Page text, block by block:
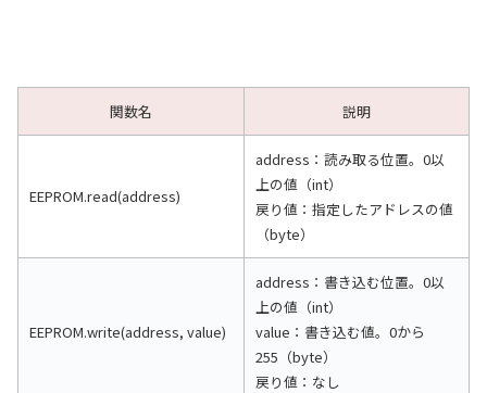
関数名 説明
EEPROM.read(address)
address：読み取る位置。0以
上の値（int）
戻り値：指定したアドレスの値
（byte）
EEPROM.write(address, value)
address：書き込む位置。0以
上の値（int）
value：書き込む値。0から
255（byte）
戻り値：なし